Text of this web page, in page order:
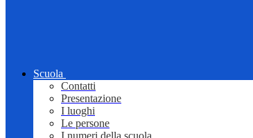
Scuola
Contatti
Presentazione
I luoghi
Le persone